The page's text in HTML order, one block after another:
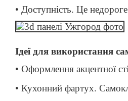
• Доступність. Це
Ідеї ​​для використання
• Оформлення акцентної
• Кухонний фартух.